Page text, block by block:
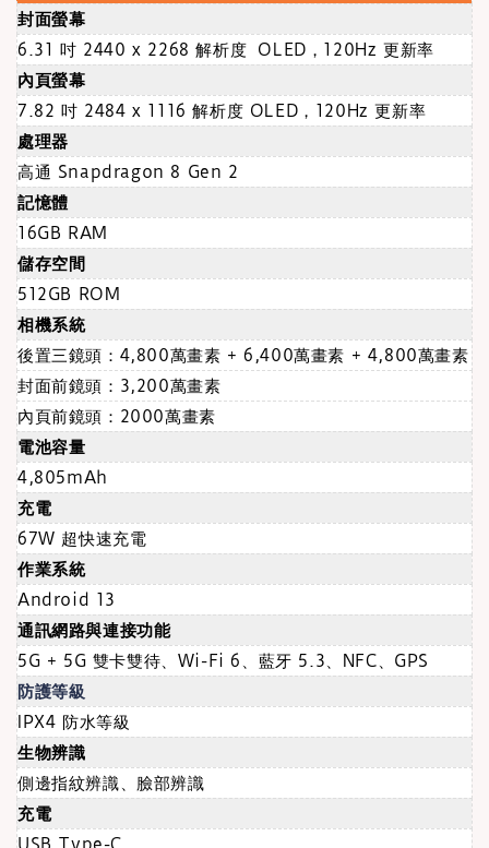
封面螢幕
6.31 吋 2440 x 2268 解析度 OLED，120Hz 更新率
內頁螢幕
7.82 吋 2484 x 1116 解析度 OLED，120Hz 更新率
處理器
高通 Snapdragon 8 Gen 2
記憶體
16GB RAM
儲存空間
512GB ROM
相機系統
後置三鏡頭：4,800萬畫素 + 6,400萬畫素 + 4,800萬畫素
封面前鏡頭：3,200萬畫素
內頁前鏡頭：2000萬畫素
電池容量
4,805mAh
充電
67W 超快速充電
作業系統
Android 13
通訊網路與連接功能
5G + 5G 雙卡雙待、Wi-Fi 6、藍牙 5.3、NFC、GPS
防護等級
IPX4 防水等級
生物辨識
側邊指紋辨識、臉部辨識
充電
USB Type-C